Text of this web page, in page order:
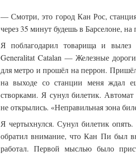
— Смотри, это город Кан Рос,
через 35 минут будешь в Барселоне,
Я поблагодарил товарища и
Generalitat Catalan — Железные
для метро и прошёл на перрон.
на выходе со станции меня ждал
створками. Я сунул билетик.
не открылись. «Неправильная зона
Я чертыхнулся. Сунул билетик
обратил внимание, что Кан Пи был
работал. Первой мыслью было